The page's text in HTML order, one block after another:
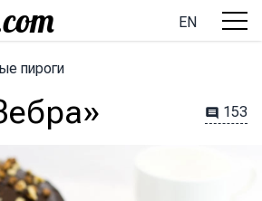
EN
пироги
153